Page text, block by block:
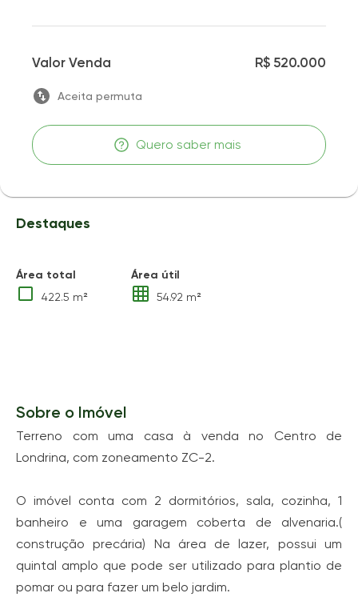
Valor Venda R$ 520.000
Aceita permuta
Quero saber mais
Destaques
Área total
422.5 m²
Área útil
54.92 m²
Sobre o Imóvel
Terreno com uma casa à venda no Centro de
Londrina, com zoneamento ZC-2.
O imóvel conta com 2 dormitórios, sala, cozinha, 1
banheiro e uma garagem coberta de alvenaria.(
construção precária) Na área de lazer, possui um
quintal amplo que pode ser utilizado para plantio de
pomar ou para fazer um belo jardim.